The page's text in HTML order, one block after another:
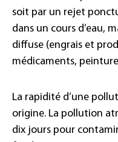
soit par un rejet
dans un cours d’eau,
diffuse (engrais et
médicaments,
La rapidité d’une
origine. La pollution
dix jours pour